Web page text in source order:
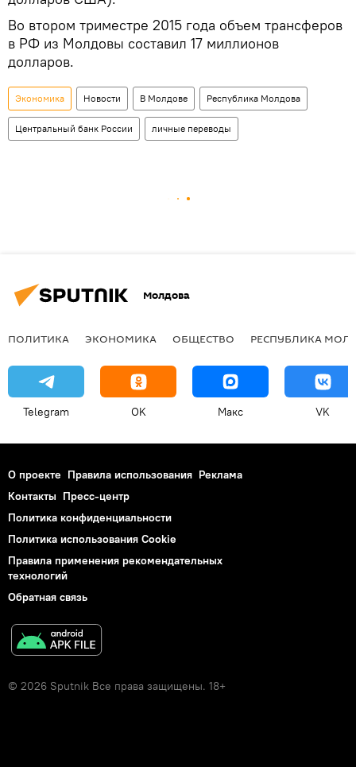
Во втором триместре 2015 года объем трансферов
в РФ из Молдовы составил 17 миллионов
долларов.
Экономика Новости В Молдове Республика Молдова
Центральный банк России личные переводы
Молдова
ПОЛИТИКА ЭКОНОМИКА ОБЩЕСТВО РЕСПУБЛИКА
Telegram OK Макс VK
О проекте Правила использования Реклама
Контакты Пресс-центр
Политика конфиденциальности
Политика использования Cookie
Правила применения рекомендательных
технологий
Обратная связь
© 2026 Sputnik Все права защищены. 18+